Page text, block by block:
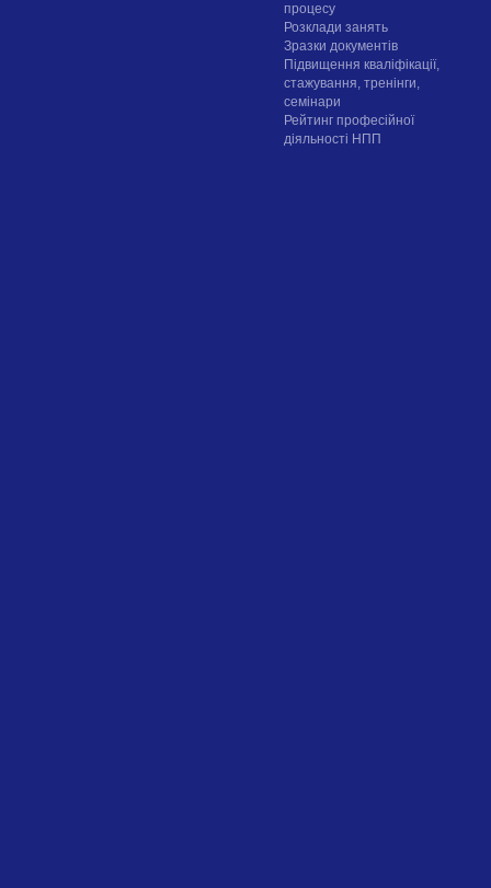
процесу
Розклади занять
Зразки документів
Підвищення кваліфікації,
стажування, тренінги,
семінари
Рейтинг професійної
діяльності НПП